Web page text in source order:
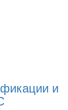
и